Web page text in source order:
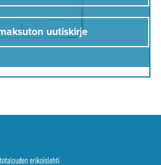
uutiskirje